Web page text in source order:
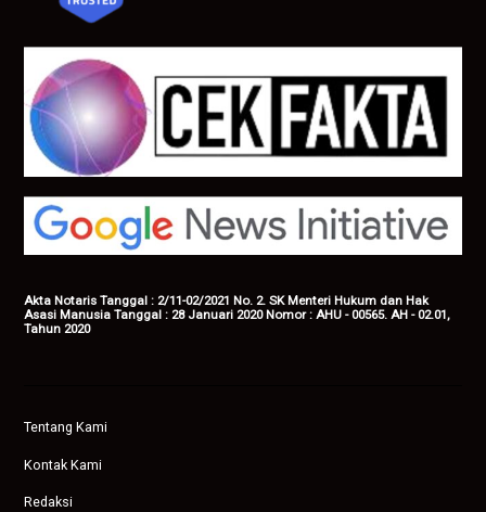
Akta Notaris Tanggal : 2/11-02/2021 No. 2. SK Menteri Hukum dan Hak
Asasi Manusia Tanggal : 28 Januari 2020 Nomor : AHU - 00565. AH - 02.01,
Tahun 2020
Tentang Kami
Kontak Kami
Redaksi